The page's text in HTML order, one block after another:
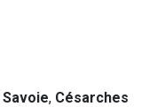
Savoie, Césarches